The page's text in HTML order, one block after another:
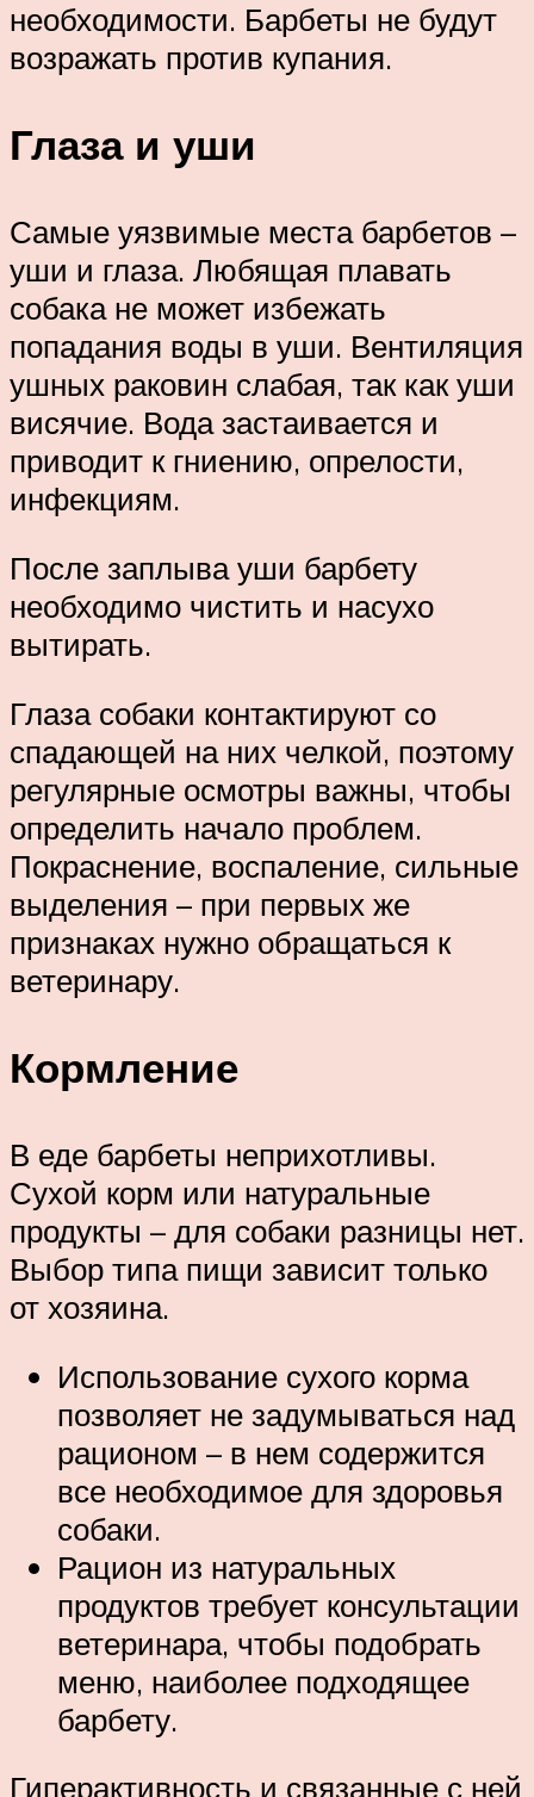
необходимости. Барбеты не будут
возражать против купания.
Глаза и уши
Самые уязвимые места барбетов –
уши и глаза. Любящая плавать
собака не может избежать
попадания воды в уши. Вентиляция
ушных раковин слабая, так как уши
висячие. Вода застаивается и
приводит к гниению, опрелости,
инфекциям.
После заплыва уши барбету
необходимо чистить и насухо
вытирать.
Глаза собаки контактируют со
спадающей на них челкой, поэтому
регулярные осмотры важны, чтобы
определить начало проблем.
Покраснение, воспаление, сильные
выделения – при первых же
признаках нужно обращаться к
ветеринару.
Кормление
В еде барбеты неприхотливы.
Сухой корм или натуральные
продукты – для собаки разницы нет.
Выбор типа пищи зависит только
от хозяина.
Использование сухого корма
позволяет не задумываться над
рационом – в нем содержится
все необходимое для здоровья
собаки.
Рацион из натуральных
продуктов требует консультации
ветеринара, чтобы подобрать
меню, наиболее подходящее
барбету.
Гиперактивность и связанные с ней